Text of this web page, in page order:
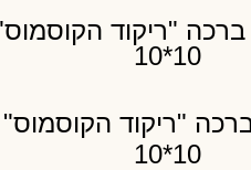
"ריקוד הקוסמוס"
10*10